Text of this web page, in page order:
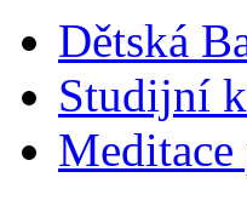
Dětská
Studijní
Meditace